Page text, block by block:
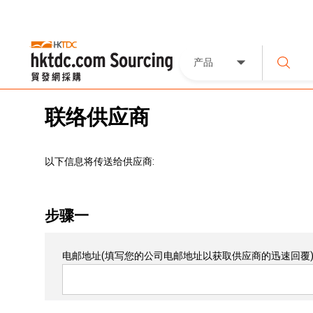
产品
联络供应商
以下信息将传送给供应商:
步骤一
电邮地址(填写您的公司电邮地址以获取供应商的迅速回覆)